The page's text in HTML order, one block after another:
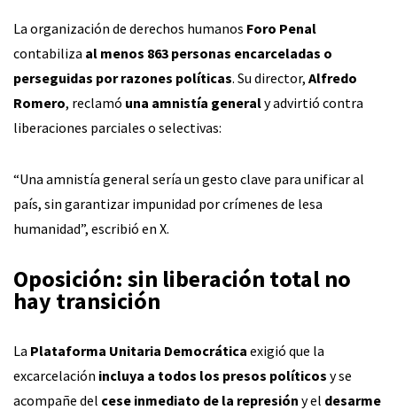
La organización de derechos humanos Foro Penal
contabiliza al menos 863 personas encarceladas o
perseguidas por razones políticas. Su director, Alfredo
Romero, reclamó una amnistía generaly advirtió contra
liberaciones parciales o selectivas:
“Una amnistía general sería un gesto clave para unificar al
país, sin garantizar impunidad por crímenes de lesa
humanidad”, escribió en X.
Oposición: sin liberación total no
hay transición
La Plataforma Unitaria Democrática exigió que la
excarcelación incluya a todos los presos políticos y se
acompañe del cese inmediato de la represión y el desarme